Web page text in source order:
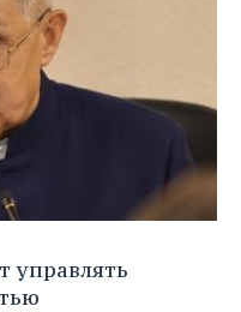
управлять